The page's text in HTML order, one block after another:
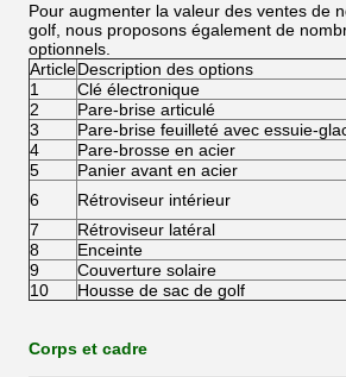
Pour augmenter la valeur des ventes de
golf, nous proposons également de
optionnels.
ArticleDescription des options
1
Clé électronique
2
Pare-brise articulé
3
Pare-brise feuilleté avec essuie-
4
Pare-brosse en acier
5
Panier avant en acier
6
Rétroviseur intérieur
7
Rétroviseur latéral
8
Enceinte
9
Couverture solaire
10
Housse de sac de golf
Corps et cadre